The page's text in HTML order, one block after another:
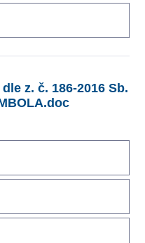
z. č. 186-2016 Sb.